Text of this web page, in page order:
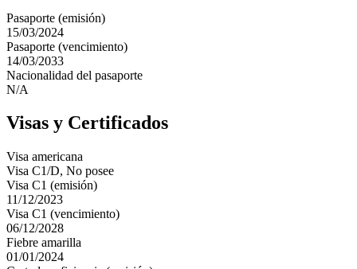
Pasaporte (emisión)
15/03/2024
Pasaporte (vencimiento)
14/03/2033
Nacionalidad del pasaporte
N/A
Visas y Certificados
Visa americana
Visa C1/D, No posee
Visa C1 (emisión)
11/12/2023
Visa C1 (vencimiento)
06/12/2028
Fiebre amarilla
01/01/2024